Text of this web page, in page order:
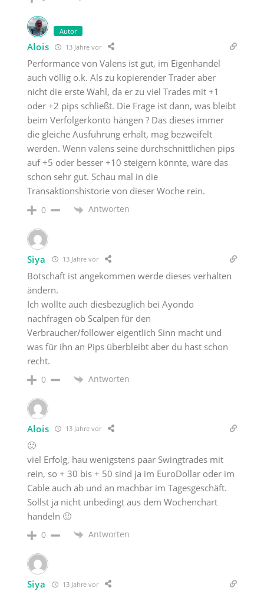
Autor
Alois 13 Jahre vor
Performance von Valens ist gut, im Eigenhandel
auch völlig o.k. Als zu kopierender Trader aber
nicht die erste Wahl, da er zu viel Trades mit +1
oder +2 pips schließt. Die Frage ist dann, was bleibt
beim Verfolgerkonto hängen ? Das dieses immer
die gleiche Ausführung erhält, mag bezweifelt
werden. Wenn valens seine durchschnittlichen pips
auf +5 oder besser +10 steigern könnte, wäre das
schon sehr gut. Schau mal in die
Transaktionshistorie von dieser Woche rein.
0 Antworten
Siya 13 Jahre vor
Botschaft ist angekommen werde dieses verhalten
ändern.
Ich wollte auch diesbezüglich bei Ayondo
nachfragen ob Scalpen für den
Verbraucher/follower eigentlich Sinn macht und
was für ihn an Pips überbleibt aber du hast schon
recht.
0 Antworten
Alois 13 Jahre vor
🙂
viel Erfolg, hau wenigstens paar Swingtrades mit
rein, so + 30 bis + 50 sind ja im EuroDollar oder im
Cable auch ab und an machbar im Tagesgeschäft.
Sollst ja nicht unbedingt aus dem Wochenchart
handeln 🙂
0 Antworten
Siya 13 Jahre vor